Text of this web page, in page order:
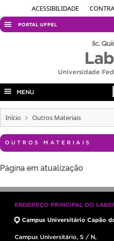
ACESSIBILIDADE
PORTAL UFPEL
CONCURSOS
EDITAIS
OUVIDORIA
lic.
Universidade
MENU
Início Outros Materiais
OUTROS MATERIAIS
Página em atualização
ENDEREÇO PRINCIPAL DO
Campus Universitário Capão
Campus Universitário, S / N,